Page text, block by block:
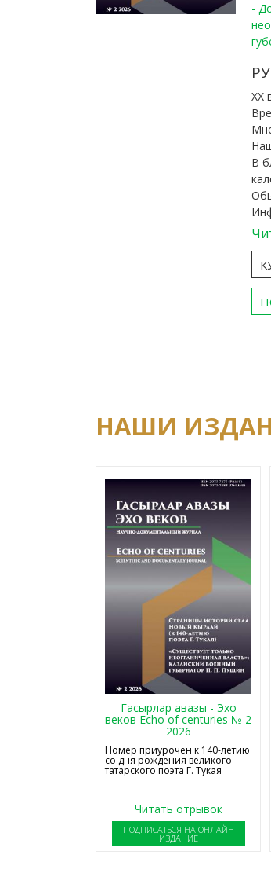
-
ХХ
В
НАШИ
Гасырлар авазы - Эхо
веков Echo of centuries № 2
2026
Номер приурочен к 140-летию
со дня рождения великого
татарского поэта Г. Тукая
Читать отрывок
ПОДПИСАТЬСЯ НА ОНЛАЙН
ИЗДАНИЕ